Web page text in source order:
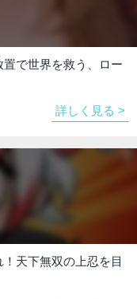
で世界を救う、ロー
詳しく見る >
天下無双の上忍を目